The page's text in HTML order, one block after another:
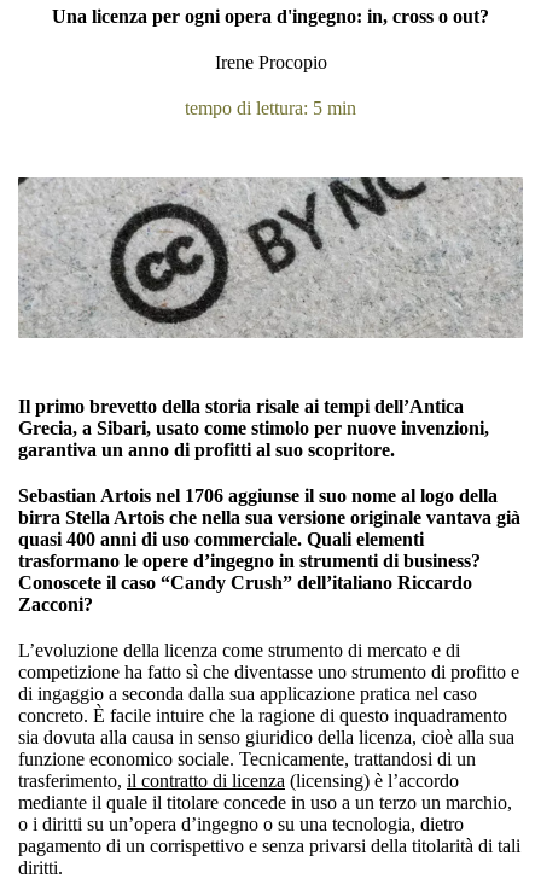
Una licenza per ogni opera d'ingegno: in, cross o out?
Irene Procopio
tempo di lettura: 5 min
Il primo brevetto della storia risale ai tempi dell’Antica
Grecia, a Sibari, usato come stimolo per nuove invenzioni,
garantiva un anno di profitti al suo scopritore.
Sebastian Artois nel 1706 aggiunse il suo nome al logo della
birra Stella Artois che nella sua versione originale vantava già
quasi 400 anni di uso commerciale. Quali elementi
trasformano le opere d’ingegno in strumenti di business?
Conoscete il caso “Candy Crush” dell’italiano Riccardo
Zacconi?
L’evoluzione della licenza come strumento di mercato e di
competizione ha fatto sì che diventasse uno strumento di profitto e
di ingaggio a seconda dalla sua applicazione pratica nel caso
concreto. È facile intuire che la ragione di questo inquadramento
sia dovuta alla causa in senso giuridico della licenza, cioè alla sua
funzione economico sociale. Tecnicamente, trattandosi di un
trasferimento, il contratto di licenza (licensing) è l’accordo
mediante il quale il titolare concede in uso a un terzo un marchio,
o i diritti su un’opera d’ingegno o su una tecnologia, dietro
pagamento di un corrispettivo e senza privarsi della titolarità di tali
diritti.